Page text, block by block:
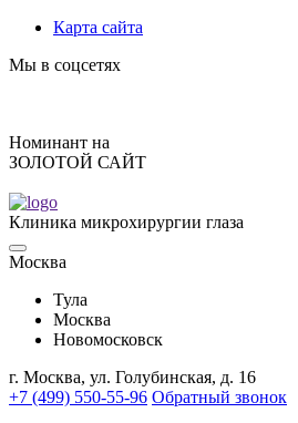
Карта сайта
Мы в соцсетях
Номинант на
ЗОЛОТОЙ САЙТ
Клиника микрохирургии глаза
Москва
Тулa
Москва
Новомосковск
г. Москва, ул. Голубинская, д. 16
+7 (499) 550-55-96 Обратный звонок